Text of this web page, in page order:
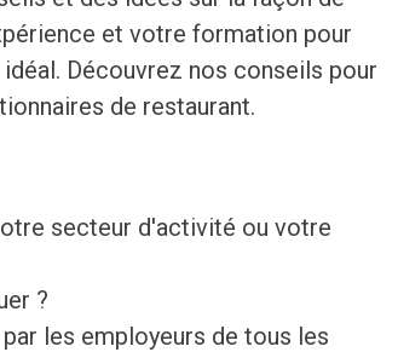
et votre formation pour
Découvrez nos conseils pour
de restaurant.
secteur d'activité ou votre
?
les employeurs de tous les